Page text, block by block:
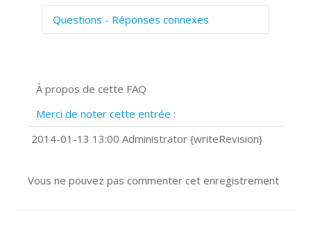
Questions - Réponses connexes
Prise de vue 360°
?
Comment installer Google Chrome ?
À propos de cette FAQ
Merci de noter cette entrée :
2014-01-13 13:00 Administrator {writeRevision}
Vous ne pouvez pas commenter cet enregistrement